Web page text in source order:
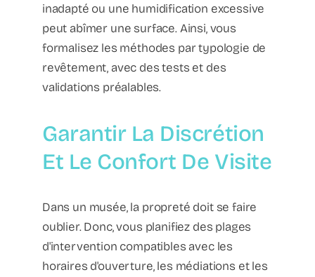
inadapté ou une humidification excessive
peut abîmer une surface. Ainsi, vous
formalisez les méthodes par typologie de
revêtement, avec des tests et des
validations préalables.
Garantir La Discrétion
Et Le Confort De Visite
Dans un musée, la propreté doit se faire
oublier. Donc, vous planifiez des plages
d'intervention compatibles avec les
horaires d'ouverture, les médiations et les